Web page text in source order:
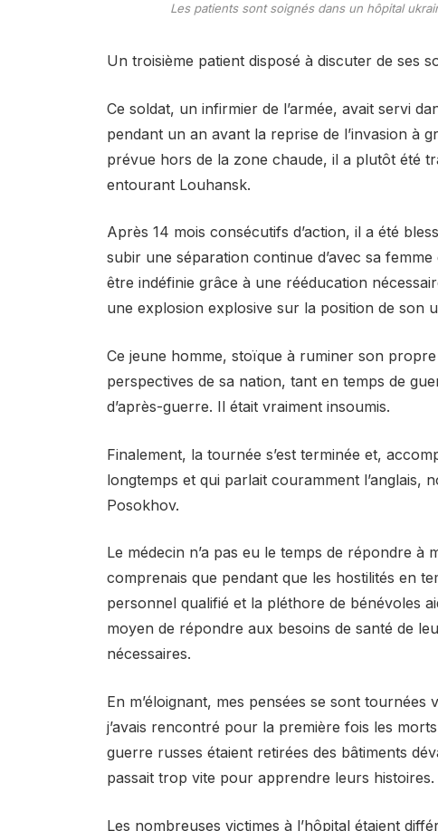
Les patients sont soignés dans un hôpital
Un troisième patient disposé à discuter de ses
Ce soldat, un infirmier de l’armée, avait servi
pendant un an avant la reprise de l’invasion à
prévue hors de la zone chaude, il a plutôt été
entourant Louhansk.
Après 14 mois consécutifs d’action, il a été
subir une séparation continue d’avec sa
être indéfinie grâce à une rééducation
une explosion explosive sur la position de son
Ce jeune homme, stoïque à ruminer son
perspectives de sa nation, tant en temps de
d’après-guerre. Il était vraiment insoumis.
Finalement, la tournée s’est terminée et,
longtemps et qui parlait couramment
Posokhov.
Le médecin n’a pas eu le temps de répondre à
comprenais que pendant que les hostilités en
personnel qualifié et la pléthore de bénévoles
moyen de répondre aux besoins de santé de
nécessaires.
En m’éloignant, mes pensées se sont
j’avais rencontré pour la première fois les
guerre russes étaient retirées des bâtiments
passait trop vite pour apprendre leurs histoires.
Les nombreuses victimes à l’hôpital étaient